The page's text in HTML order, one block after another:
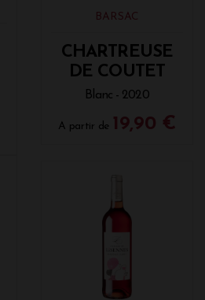
BARSAC
CHARTREUSE
DE COUTET
Blanc - 2020
A partir de 19,90 €